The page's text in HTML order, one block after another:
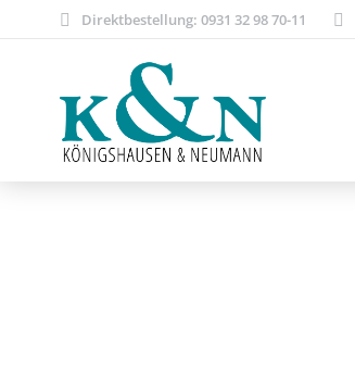
Direktbestellung: 0931 32 98 70-11